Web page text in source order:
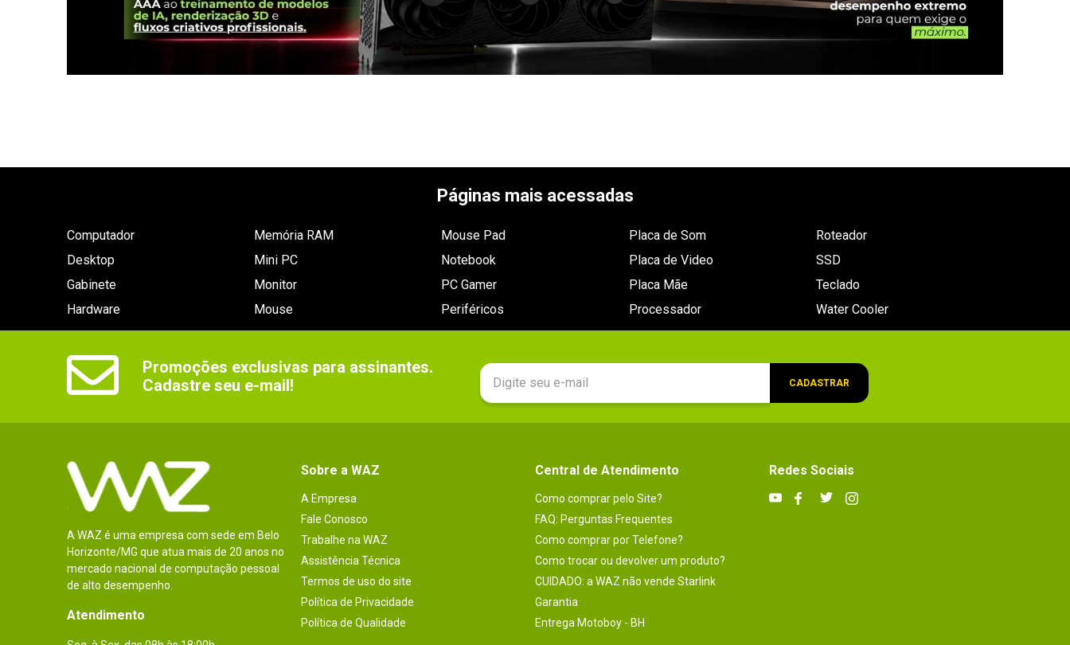
Páginas mais acessadas
Computador
Desktop
Gabinete
Hardware
Memória RAM
Mini PC
Monitor
Mouse
Mouse Pad
Notebook
PC Gamer
Periféricos
Placa de Som
Placa de Video
Placa Mãe
Processador
Roteador
SSD
Teclado
Water Cooler
Promoções exclusivas para assinantes.
Cadastre seu e-mail!
CADASTRAR
A WAZ é uma empresa com sede em Belo
Horizonte/MG que atua mais de 20 anos no
mercado nacional de computação pessoal
de alto desempenho.
Atendimento
Sobre a WAZ
A Empresa
Fale Conosco
Trabalhe na WAZ
Assistência Técnica
Termos de uso do site
Política de Privacidade
Política de Qualidade
Central de Atendimento
Como comprar pelo Site?
FAQ: Perguntas Frequentes
Como comprar por Telefone?
Como trocar ou devolver um produto?
CUIDADO: a WAZ não vende Starlink
Garantia
Entrega Motoboy - BH
Redes Sociais